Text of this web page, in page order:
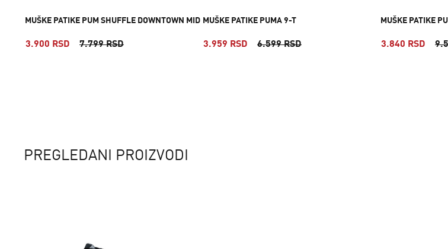
MUŠKE PATIKE PUM SHUFFLE DOWNTOWN MID
3.900 RSD 7.799 RSD
MUŠKE PATIKE PUMA 9-T
3.959 RSD 6.599 RSD
MUŠKE PATIKE
3.840 RSD
PREGLEDANI PROIZVODI